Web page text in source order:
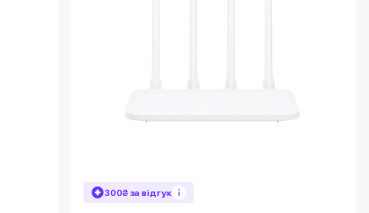
300₴ за відгук